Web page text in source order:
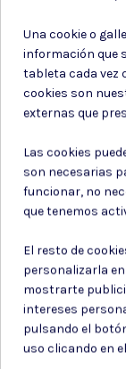
Subir DNI
Esto
la
Una cookie o
información que
tableta cada vez
cookies son
externas que
Las cookies
son necesarias
funcionar, no
que tenemos
El resto de
personalizarla
mostrarte
intereses
pulsando el
uso clicando en